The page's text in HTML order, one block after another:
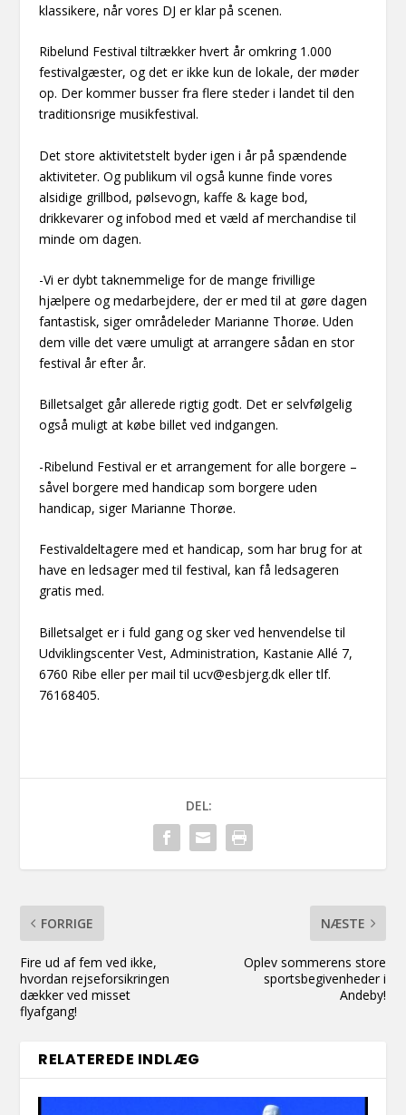
klassikere, når vores DJ er klar på scenen.
Ribelund Festival tiltrækker hvert år omkring 1.000
festivalgæster, og det er ikke kun de lokale, der møder
op. Der kommer busser fra flere steder i landet til den
traditionsrige musikfestival.
Det store aktivitetstelt byder igen i år på spændende
aktiviteter. Og publikum vil også kunne finde vores
alsidige grillbod, pølsevogn, kaffe & kage bod,
drikkevarer og infobod med et væld af merchandise til
minde om dagen.
-Vi er dybt taknemmelige for de mange frivillige
hjælpere og medarbejdere, der er med til at gøre dagen
fantastisk, siger områdeleder Marianne Thorøe. Uden
dem ville det være umuligt at arrangere sådan en stor
festival år efter år.
Billetsalget går allerede rigtig godt. Det er selvfølgelig
også muligt at købe billet ved indgangen.
-Ribelund Festival er et arrangement for alle borgere –
såvel borgere med handicap som borgere uden
handicap, siger Marianne Thorøe.
Festivaldeltagere med et handicap, som har brug for at
have en ledsager med til festival, kan få ledsageren
gratis med.
Billetsalget er i fuld gang og sker ved henvendelse til
Udviklingscenter Vest, Administration, Kastanie Allé 7,
6760 Ribe eller per mail til ucv@esbjerg.dk eller tlf.
76168405.
DEL:
FORRIGE
Fire ud af fem ved ikke,
hvordan rejseforsikringen
dækker ved misset
flyafgang!
NÆSTE
Oplev sommerens store
sportsbegivenheder i
Andeby!
RELATEREDE INDLÆG